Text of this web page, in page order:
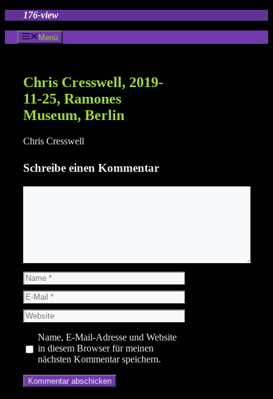
springen
176-view
Menü
Chris Cresswell, 2019-
11-25, Ramones
Museum, Berlin
Chris Cresswell
Schreibe einen Kommentar
Name
E-
Mail
Website
Name, E-Mail-Adresse und Website
in diesem Browser für meinen
nächsten Kommentar speichern.